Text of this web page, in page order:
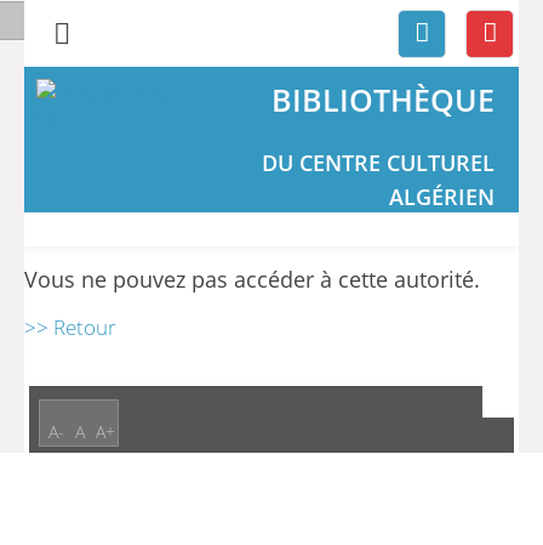
BIBLIOTHÈQUE
DU CENTRE CULTUREL
ALGÉRIEN
Vous ne pouvez pas accéder à cette autorité.
>> Retour
A- A A+